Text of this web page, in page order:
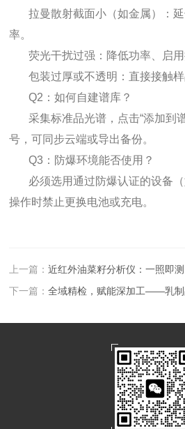
拉曼散射截面小（如金属）：
率。
荧光干扰过强：降低功率、启用
包装过厚或不透明：直接接触样
Q2：如何自建谱库？
采集标准品光谱，点击“添加到
号，可同步云端或导出备份。
Q3：防爆环境能否使用？
必须选用通过防爆认证的设备
操作时禁止更换电池或充电。
上一篇：近红外油菜籽分析仪：一照即
下一篇：全域精检，赋能深加工——乳制